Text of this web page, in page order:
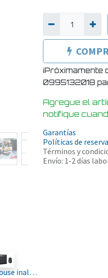
¡Próximamente
0995132018
Agregue el
notifique
Garantías
Políticas de reserva
Términos y
Envío: 1-2 días
Teclado + Mouse inalambrico Logitech Mk850 combo black Español 920-008659